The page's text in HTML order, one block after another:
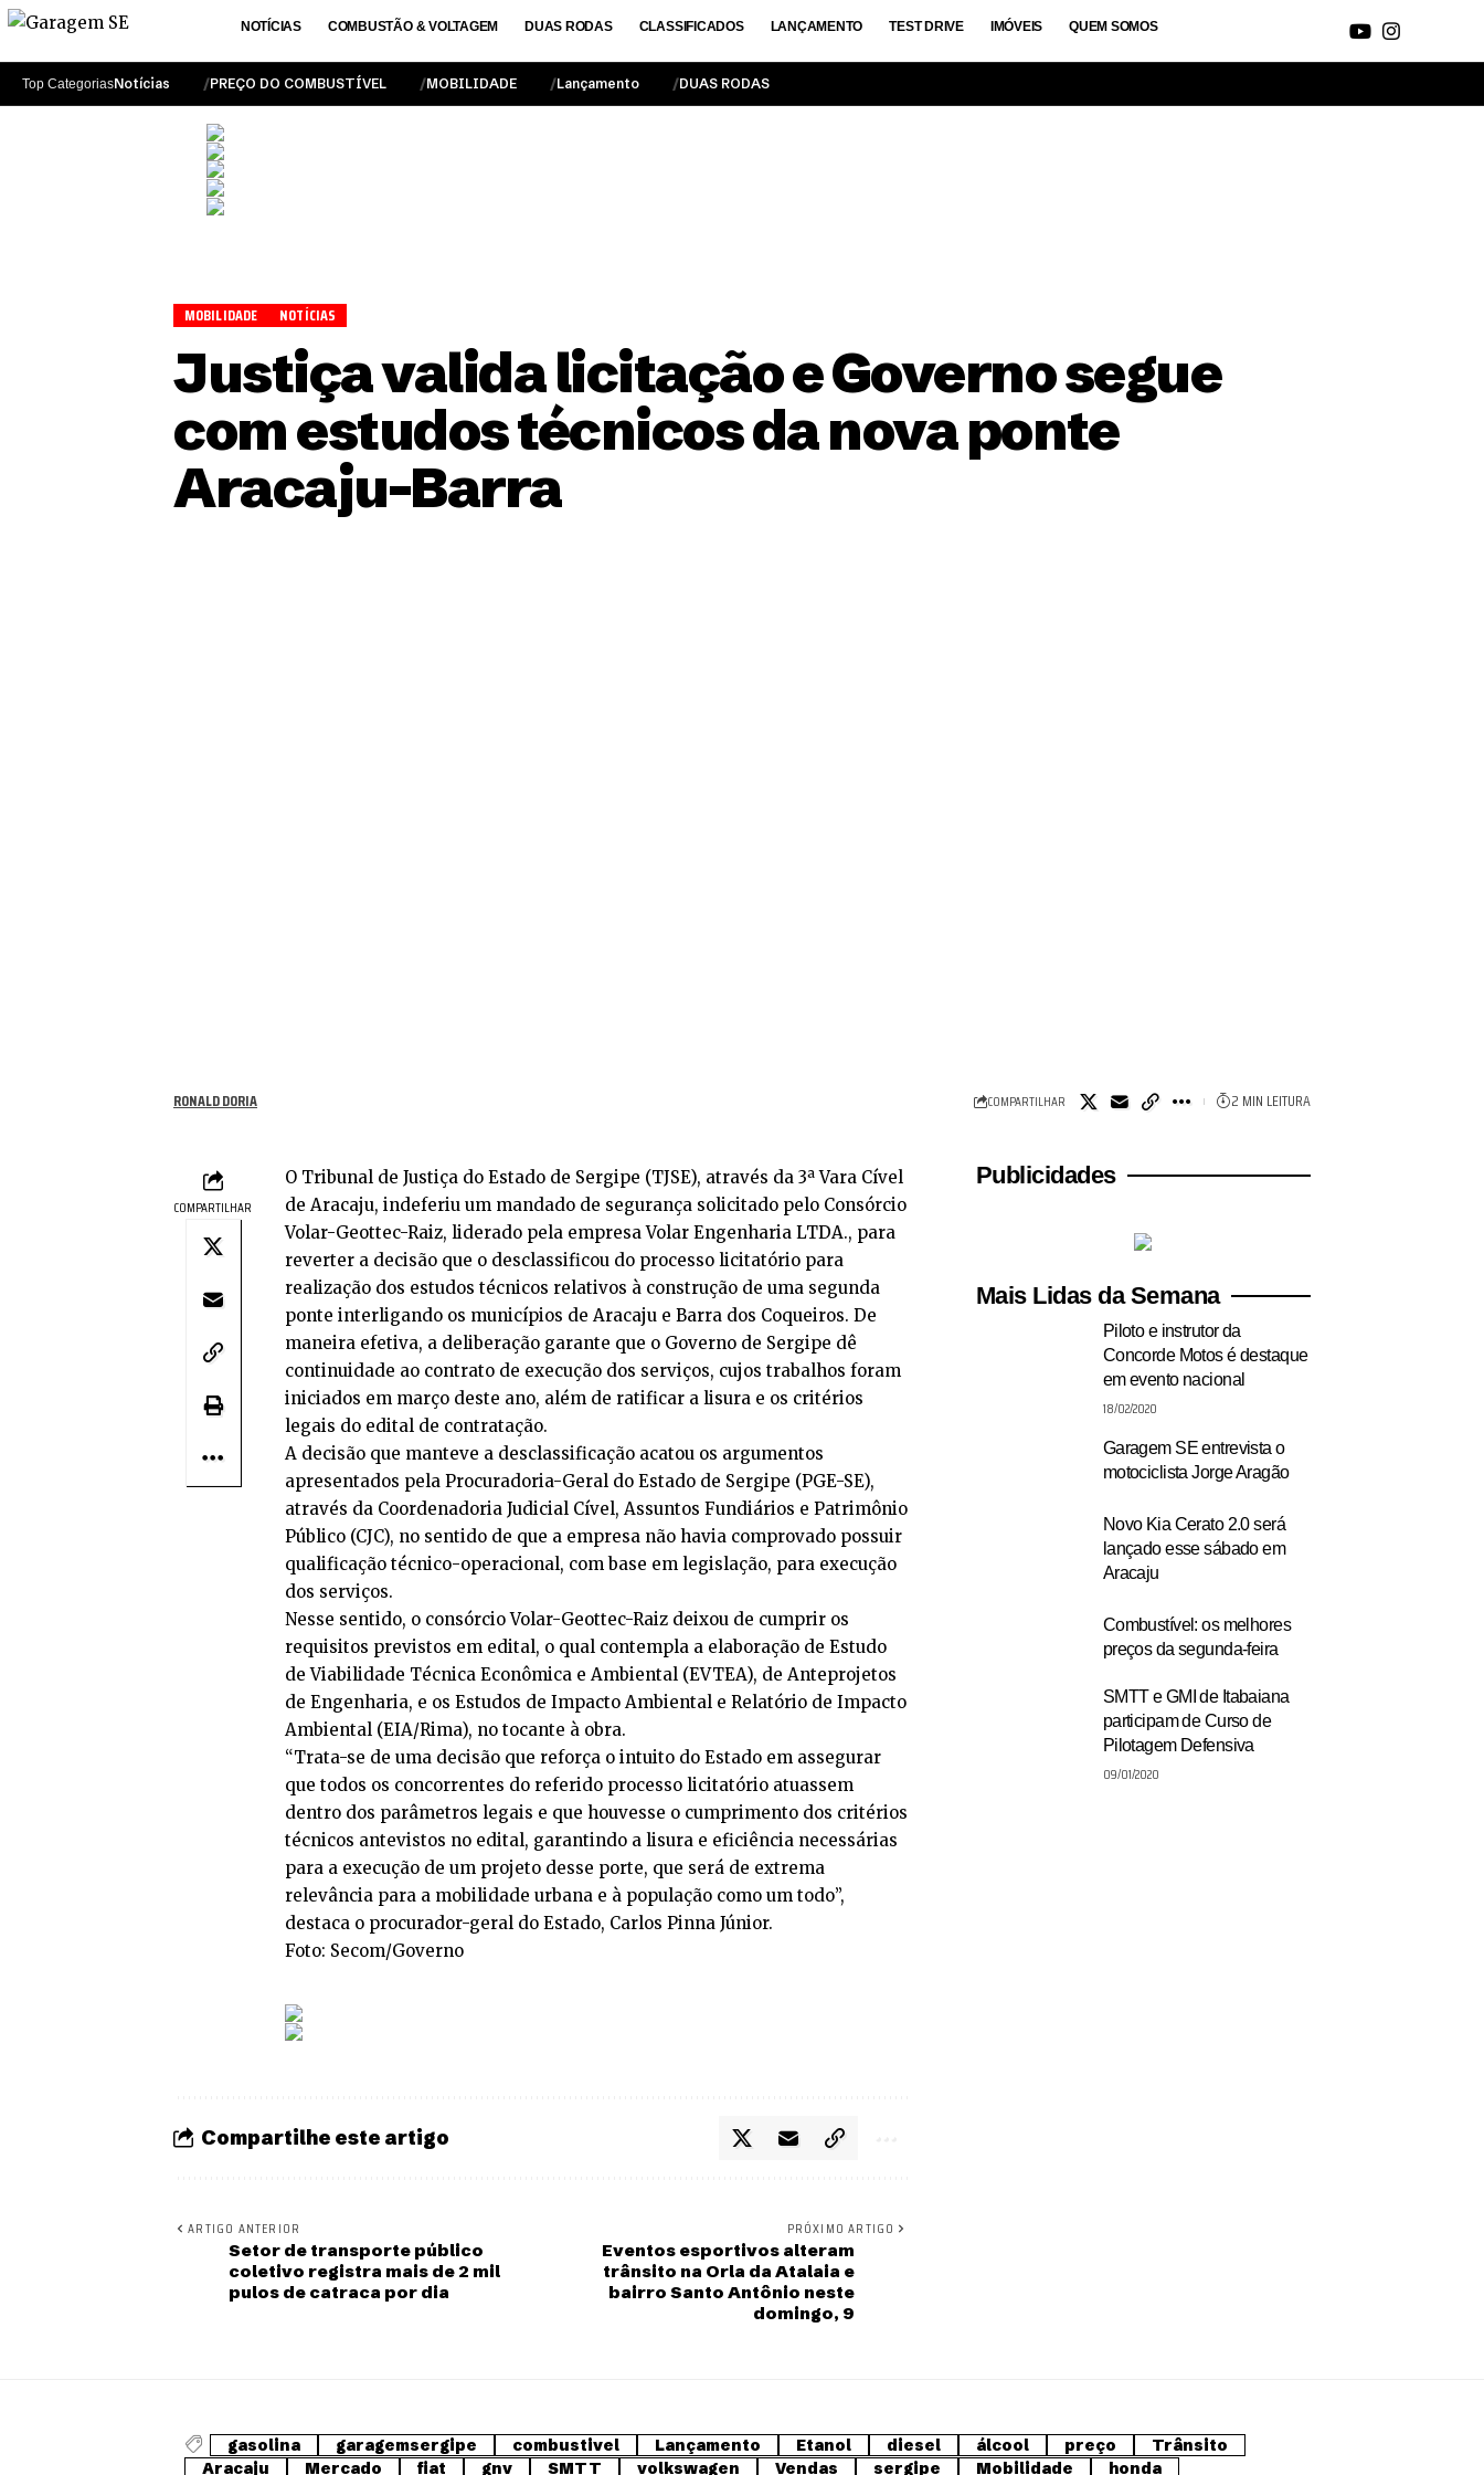
NOTÍCIAS COMBUSTÃO & VOLTAGEM DUAS RODAS CLASSIFICADOS LANÇAMENTO TEST DRIVE IMÓVEIS QUEM SOMOS
Top CategoriasNotícias PREÇO DO COMBUSTÍVEL MOBILIDADE Lançamento DUAS RODAS
MOBILIDADE NOTÍCIAS
Justiça valida licitação e Governo segue
com estudos técnicos da nova ponte
Aracaju-Barra
RONALD DORIA COMPARTILHAR 2 MIN LEITURA
COMPARTILHAR
O Tribunal de Justiça do Estado de Sergipe (TJSE), através da 3ª Vara Cível
de Aracaju, indeferiu um mandado de segurança solicitado pelo Consórcio
Volar-Geottec-Raiz, liderado pela empresa Volar Engenharia LTDA., para
reverter a decisão que o desclassificou do processo licitatório para
realização dos estudos técnicos relativos à construção de uma segunda
ponte interligando os municípios de Aracaju e Barra dos Coqueiros. De
maneira efetiva, a deliberação garante que o Governo de Sergipe dê
continuidade ao contrato de execução dos serviços, cujos trabalhos foram
iniciados em março deste ano, além de ratificar a lisura e os critérios
legais do edital de contratação.
A decisão que manteve a desclassificação acatou os argumentos
apresentados pela Procuradoria-Geral do Estado de Sergipe (PGE-SE),
através da Coordenadoria Judicial Cível, Assuntos Fundiários e Patrimônio
Público (CJC), no sentido de que a empresa não havia comprovado possuir
qualificação técnico-operacional, com base em legislação, para execução
dos serviços.
Nesse sentido, o consórcio Volar-Geottec-Raiz deixou de cumprir os
requisitos previstos em edital, o qual contempla a elaboração de Estudo
de Viabilidade Técnica Econômica e Ambiental (EVTEA), de Anteprojetos
de Engenharia, e os Estudos de Impacto Ambiental e Relatório de Impacto
Ambiental (EIA/Rima), no tocante à obra.
“Trata-se de uma decisão que reforça o intuito do Estado em assegurar
que todos os concorrentes do referido processo licitatório atuassem
dentro dos parâmetros legais e que houvesse o cumprimento dos critérios
técnicos antevistos no edital, garantindo a lisura e eficiência necessárias
para a execução de um projeto desse porte, que será de extrema
relevância para a mobilidade urbana e à população como um todo”,
destaca o procurador-geral do Estado, Carlos Pinna Júnior.
Foto: Secom/Governo
Compartilhe este artigo
ARTIGO ANTERIOR
Setor de transporte público
coletivo registra mais de 2 mil
pulos de catraca por dia
PRÓXIMO ARTIGO
Eventos esportivos alteram
trânsito na Orla da Atalaia e
bairro Santo Antônio neste
domingo, 9
Publicidades
Mais Lidas da Semana
Piloto e instrutor da
Concorde Motos é destaque
em evento nacional
18/02/2020
Garagem SE entrevista o
motociclista Jorge Aragão
Novo Kia Cerato 2.0 será
lançado esse sábado em
Aracaju
Combustível: os melhores
preços da segunda-feira
SMTT e GMI de Itabaiana
participam de Curso de
Pilotagem Defensiva
09/01/2020
gasolina garagemsergipe combustivel Lançamento Etanol diesel álcool preço
Trânsito
Aracaju
Mercado fiat gnv SMTT volkswagen Vendas sergipe Mobilidade honda